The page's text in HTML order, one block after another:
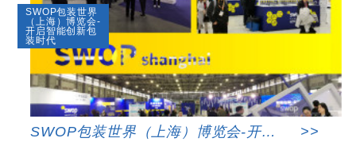
SWOP包装世界
（上海）博览会-
开启智能创新包
装时代
SWOP包装世界（上海）博览会-开启
>>